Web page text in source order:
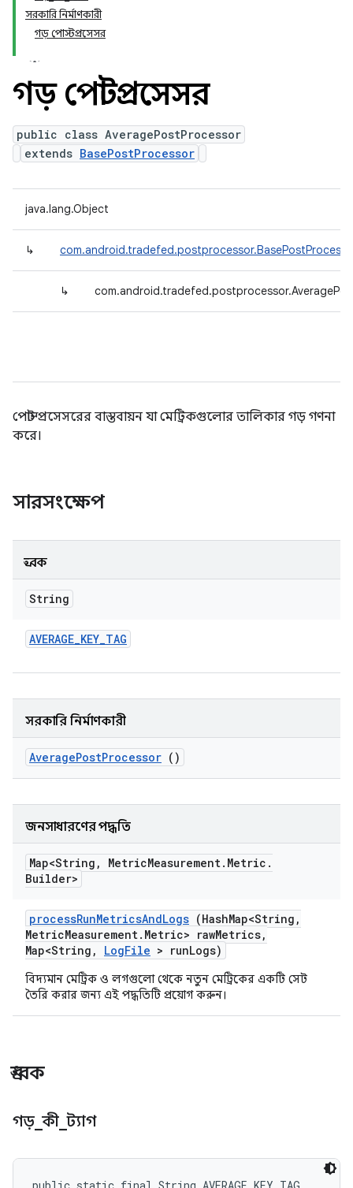
সরকারি নির্মাণকারী
গড় পোস্টপ্রসেসর
গড় পোস্টপ্রসেসর
public class AveragePostProcessor
extends BasePostProcessor
java.lang.Object
↳
↳
পোস্ট প্রসেসরের বাস্তবায়ন যা মেট্রিকগুলোর তালিকার গড় গণনা
করে।
সারসংক্ষেপ
ধ্রুবক
String
AVERAGE_KEY_TAG
সরকারি নির্মাণকারী
AveragePostProcessor ()
জনসাধারণের পদ্ধতি
Map<String , MetricMeasurement. Metric .
Builder>
processRunMetricsAndLogs (HashMap<String ,
MetricMeasurement. Metric> rawMetrics,
Map<String , LogFile > runLogs)
বিদ্যমান মেট্রিক ও লগগুলো থেকে নতুন মেট্রিকের একটি সেট
তৈরি করার জন্য এই পদ্ধতিটি প্রয়োগ করুন।
ধ্রুবক
গড়_কী _ট্যাগ